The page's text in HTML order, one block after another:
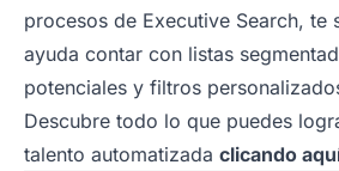
procesos de Executive Search, te
ayuda contar con listas
potenciales y filtros
Descubre todo lo que puedes
talento automatizada clicando